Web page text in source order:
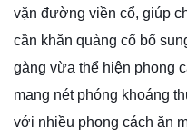
vặn đường viền cổ, giúp
cần khăn quàng cổ bổ
gàng vừa thể hiện phong
mang nét phóng khoáng
với nhiều phong cách ăn